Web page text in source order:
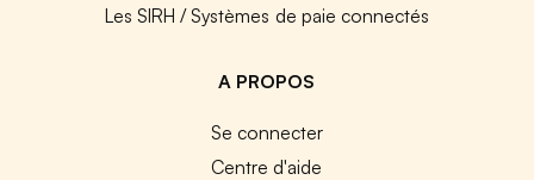
Les SIRH / Systèmes de paie connectés
A PROPOS
Se connecter
Centre d'aide